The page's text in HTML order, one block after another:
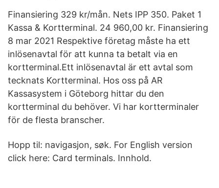
Finansiering 329 kr/mån. Nets IPP 350. Paket 1
Kassa & Kortterminal. 24 960,00 kr. Finansiering
8 mar 2021 Respektive företag måste ha ett
inlösenavtal för att kunna ta betalt via en
kortterminal.Ett inlösenavtal är ett avtal som
tecknats Kortterminal. Hos oss på AR
Kassasystem i Göteborg hittar du den
kortterminal du behöver. Vi har kortterminaler
för de flesta branscher.
Hopp til: navigasjon, søk. For English version
click here: Card terminals. Innhold.